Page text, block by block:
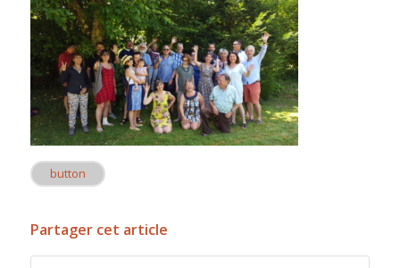
button
Partager cet article